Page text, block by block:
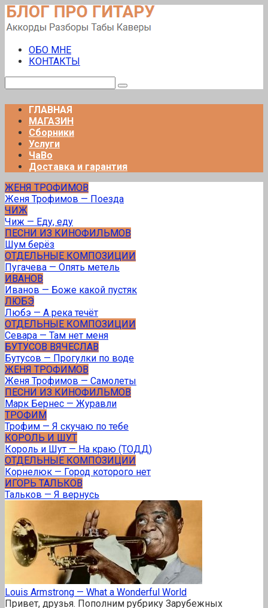
Перейти
к
контенту
ОБО МНЕ
КОНТАКТЫ
ГЛАВНАЯ
МАГАЗИН
Сборники
Услуги
ЧаВо
Доставка и гарантия
ЖЕНЯ ТРОФИМОВ
Женя Трофимов — Поезда
ЧИЖ
Чиж — Еду, еду
ПЕСНИ ИЗ КИНОФИЛЬМОВ
Шум берёз
ОТДЕЛЬНЫЕ КОМПОЗИЦИИ
Пугачева — Опять метель
ИВАНОВ
Иванов — Боже какой пустяк
ЛЮБЭ
Любэ — А река течёт
ОТДЕЛЬНЫЕ КОМПОЗИЦИИ
Севара — Там нет меня
БУТУСОВ ВЯЧЕСЛАВ
Бутусов — Прогулки по воде
ЖЕНЯ ТРОФИМОВ
Женя Трофимов — Самолеты
ПЕСНИ ИЗ КИНОФИЛЬМОВ
Марк Бернес — Журавли
ТРOФИМ
Трофим — Я скучаю по тебе
КОРОЛЬ И ШУТ
Король и Шут — На краю (ТОДД)
ОТДЕЛЬНЫЕ КОМПОЗИЦИИ
Корнелюк — Город которого нет
ИГОРЬ ТАЛЬКОВ
Тальков — Я вернусь
Louis Armstrong — What a Wonderful World
Привет, друзья. Пополним рубрику Зарубежных